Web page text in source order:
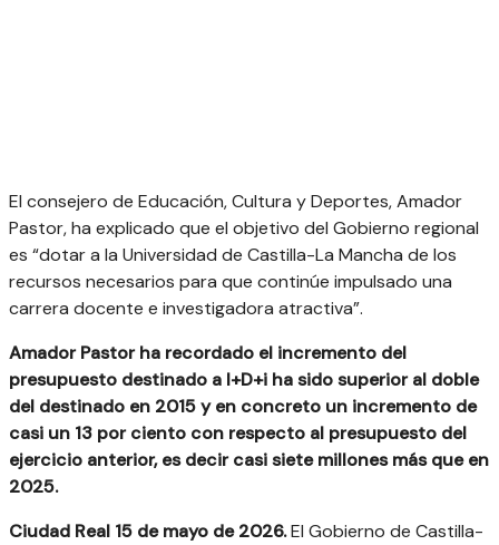
El consejero de Educación, Cultura y Deportes, Amador
Pastor, ha explicado que el objetivo del Gobierno regional
es “dotar a la Universidad de Castilla-La Mancha de los
recursos necesarios para que continúe impulsado una
carrera docente e investigadora atractiva”.
Amador Pastor ha recordado el incremento del
presupuesto destinado a I+D+i ha sido superior al doble
del destinado en 2015 y en concreto un incremento de
casi un 13 por ciento con respecto al presupuesto del
ejercicio anterior, es decir casi siete millones más que en
2025.
Ciudad Real 15 de mayo de 2026.El Gobierno de Castilla-